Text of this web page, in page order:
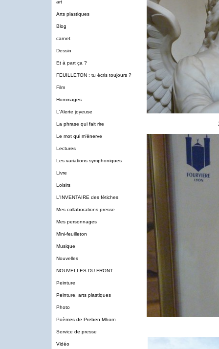
art
Arts plastiques
Blog
carnet
Dessin
Et à part ça ?
FEUILLETON : tu écris toujours ?
Film
Hommages
L'Alerte joyeuse
La phrase qui fait rire
Le mot qui m'énerve
Lectures
Les variations symphoniques
Livre
Loisirs
L'INVENTAIRE des fétiches
Mes collaborations presse
Mes personnages
Mini-feuilleton
Musique
Nouvelles
NOUVELLES DU FRONT
Peinture
Peinture, arts plastiques
Photo
Poèmes de Preben Mhorn
Service de presse
Vidéo